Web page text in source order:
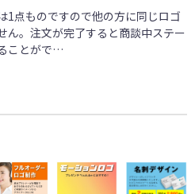
1点ものですので他の方に同じロゴ
ん。注文が完了すると商談中ステー
ことがで…